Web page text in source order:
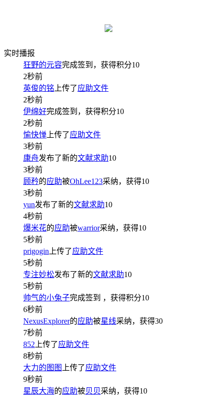
实时播报
狂野的元容完成签到，获得积分10
2秒前
英俊的铭 上传了应助文件
2秒前
伊绵好完成签到，获得积分10
2秒前
愉快惮 上传了应助文件
3秒前
康舟发布了新的文献求助10
3秒前
顾矜的应助被OhLee123采纳，获得10
3秒前
yun发布了新的文献求助10
4秒前
爆米花的应助被warrior采纳，获得10
5秒前
prigogin 上传了应助文件
5秒前
专注妙松发布了新的文献求助10
5秒前
帅气的小兔子完成签到 ，获得积分10
6秒前
NexusExplorer的应助被星线采纳，获得30
7秒前
852 上传了应助文件
8秒前
大力的图图
上传了应助文件
9秒前
星辰大海的应助被贝贝采纳，获得10